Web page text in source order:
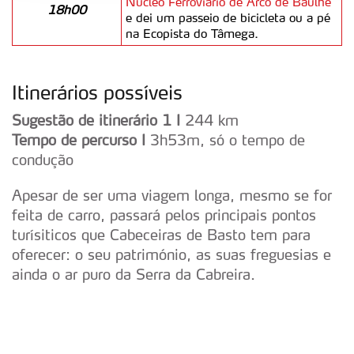
Adicionalmente partilhamos informação, relativa à sua
utilização do nosso site de publicidade e de análise, com
parceiros e organizações na UE e em países terceiros.
O ACP garantirá que as transferências internacionais de
dados pessoais serão realizadas apenas com o seu
consentimento e quando tal se afigure estritamente
necessário no contexto dos serviços a prestar.
tecnologias similares pode ter impacto na sua
experiência de navegação no Website e nos serviços
disponibilizados.
Consulte a política de cookies do site.
18h00
e dei um passeio de bicicleta ou a pé
na Ecopista do Tâmega.
Itinerários possíveis
Sugestão de itinerário 1 I 244 km
Tempo de percurso I 3h53m, só o tempo de
condução
Apesar de ser uma viagem longa, mesmo se for
feita de carro, passará pelos principais pontos
turísiticos que Cabeceiras de Basto tem para
oferecer: o seu património, as suas freguesias e
ainda o ar puro da Serra da Cabreira.